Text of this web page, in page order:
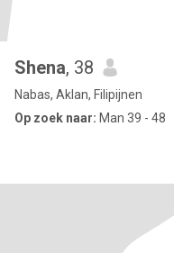
Shena, 38
Nabas, Aklan, Filipijnen
Op zoek naar: Man 39 - 48